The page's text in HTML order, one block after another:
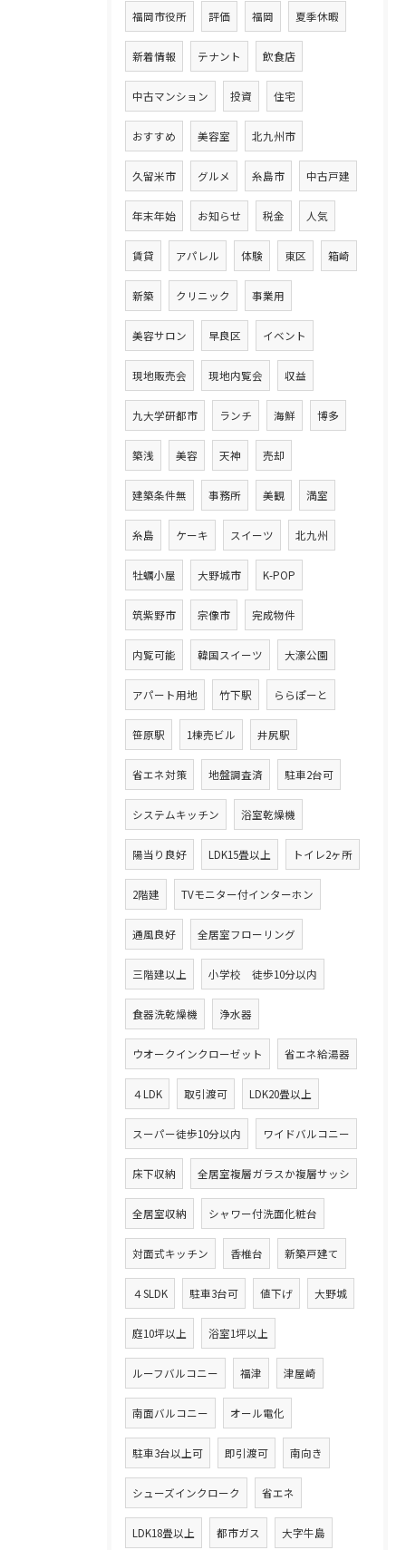
福岡市役所 評価 福岡 夏季休暇
新着情報 テナント 飲食店
中古マンション 投資 住宅
おすすめ 美容室 北九州市
久留米市 グルメ 糸島市 中古戸建
年末年始 お知らせ 税金 人気
賃貸 アパレル 体験 東区 箱崎
新築 クリニック 事業用
美容サロン 早良区 イベント
現地販売会 現地内覧会 収益
九大学研都市 ランチ 海鮮 博多
築浅 美容 天神 売却
建築条件無 事務所 美観 満室
糸島 ケーキ スイーツ 北九州
牡蠣小屋 大野城市 K-POP
筑紫野市 宗像市 完成物件
内覧可能 韓国スイーツ 大濠公園
アパート用地 竹下駅 ららぽーと
笹原駅 1棟売ビル 井尻駅
省エネ対策 地盤調査済 駐車2台可
システムキッチン 浴室乾燥機
陽当り良好 LDK15畳以上 トイレ2ヶ所
2階建 TVモニター付インターホン
通風良好 全居室フローリング
三階建以上 小学校 徒歩10分以内
食器洗乾燥機 浄水器
ウオークインクローゼット 省エネ給湯器
４LDK 取引渡可 LDK20畳以上
スーパー徒歩10分以内 ワイドバルコニー
床下収納 全居室複層ガラスか複層サッシ
全居室収納 シャワー付洗面化粧台
対面式キッチン 香椎台 新築戸建て
４SLDK 駐車3台可 値下げ 大野城
庭10坪以上 浴室1坪以上
ルーフバルコニー 福津 津屋崎
南面バルコニー オール電化
駐車3台以上可 即引渡可 南向き
シューズインクローク 省エネ
LDK18畳以上 都市ガス 大字牛島